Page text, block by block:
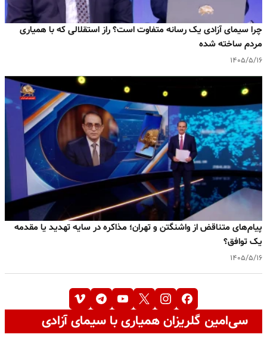
چرا سیمای آزادی یک رسانه متفاوت است؟ راز استقلالی که با همیاری
مردم ساخته شده
۱۴۰۵/۵/۱۶
پیام‌های متناقض از واشنگتن و تهران؛ مذاکره در سایه تهدید یا مقدمه
یک توافق؟
۱۴۰۵/۵/۱۶
سی‌امین گلریزان همیاری با سیمای آزادی